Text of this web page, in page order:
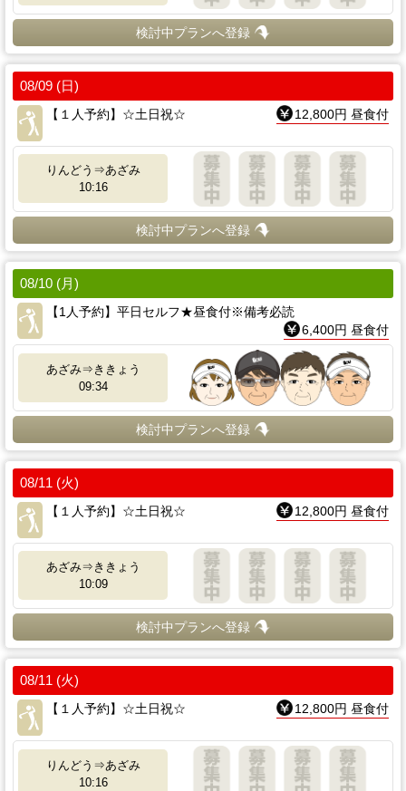
検討中プランへ登録
08/09 (日)
【１人予約】☆土日祝☆
12,800円 昼食付
りんどう⇒あざみ
10:16
検討中プランへ登録
08/10 (月)
【1人予約】平日セルフ★昼食付※備考必読
6,400円 昼食付
あざみ⇒ききょう
09:34
検討中プランへ登録
08/11 (火)
【１人予約】☆土日祝☆
12,800円 昼食付
あざみ⇒ききょう
10:09
検討中プランへ登録
08/11 (火)
【１人予約】☆土日祝☆
12,800円 昼食付
りんどう⇒あざみ
10:16